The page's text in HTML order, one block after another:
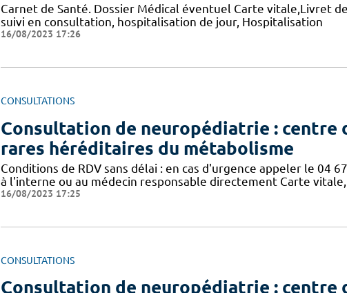
Carnet de Santé. Dossier Médical éventuel Carte vitale,Livret
suivi en consultation, hospitalisation de jour, Hospitalisation
16/08/2023 17:26
CONSULTATIONS
Consultation de neuropédiatrie : centre
rares héréditaires du métabolisme
Conditions de RDV sans délai : en cas d'urgence appeler le 04
à l'interne ou au médecin responsable directement Carte
16/08/2023 17:25
CONSULTATIONS
Consultation de neuropédiatrie : centre